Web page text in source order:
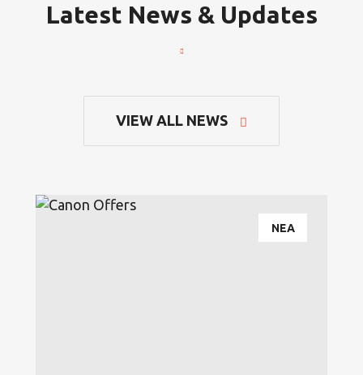
Latest News & Updates
VIEW ALL NEWS
ΝΕΑ